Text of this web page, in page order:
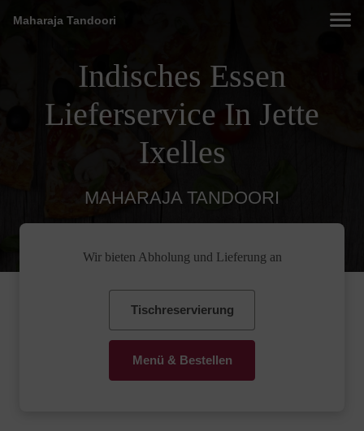
Maharaja Tandoori
Indisches Essen
Lieferservice In Jette
Ixelles
MAHARAJA TANDOORI
Wir bieten Abholung und Lieferung an
Tischreservierung
Menü & Bestellen